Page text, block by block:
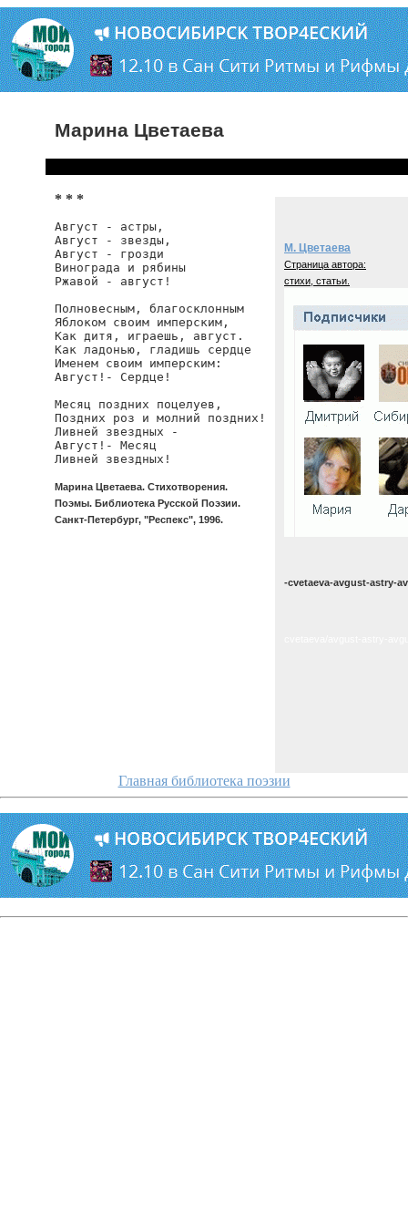
Марина Цветаева
* * *
Август - астры,
Август - звезды,
Август - грозди
Винограда и рябины
Ржавой - август!
Полновесным, благосклонным
Яблоком своим имперским,
Как дитя, играешь, август.
Как ладонью, гладишь сердце
Именем своим имперским:
Август!- Сердце!
Месяц поздних поцелуев,
Поздних роз и молний поздних!
Ливней звездных -
Август!- Месяц
Ливней звездных!
Марина Цветаева. Стихотворения.
Поэмы. Библиотека Русской Поэзии.
Санкт-Петербург, "Респекс", 1996.
М. Цветаева
Страница автора:
стихи, статьи.
-cvetaeva-avgust-astry-
Главная библиотека поэзии